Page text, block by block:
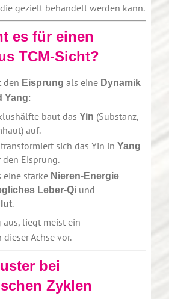
gezielt behandelt werden kann.
es für einen
TCM-Sicht?
den Eisprung als eine Dynamik
Yang:
baut das Yin (Substanz,
auf.
sich das Yin in Yang
Eisprung.
eine starke Nieren-Energie
Leber-Qiund
.
liegt meist ein
Achse vor.
bei
Zyklen